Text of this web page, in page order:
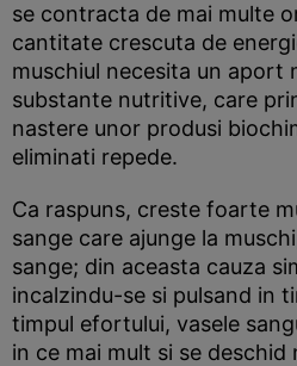
se contracta de mai multe
cantitate crescuta de
muschiul necesita un aport
substante nutritive, care
nastere unor produsi
eliminati repede.
Ca raspuns, creste foarte
sange care ajunge la
sange; din aceasta cauza
incalzindu-se si pulsand in
timpul efortului, vasele
in ce mai mult si se deschid